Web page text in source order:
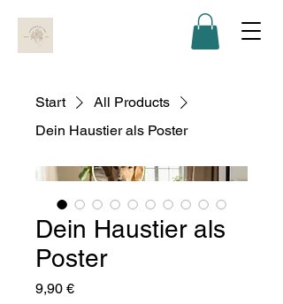
Start
All Products
Dein Haustier als Poster
Dein Haustier als
Poster
9,90 €Preis